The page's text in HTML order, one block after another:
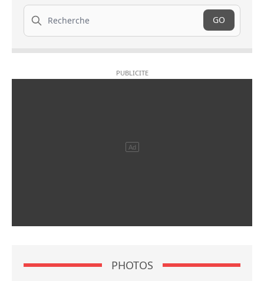
Recherche
GO
PHOTOS